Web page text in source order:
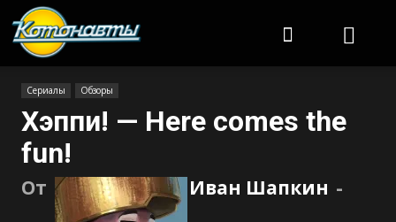
Сериалы Обзоры
Хэппи! — Here comes the
fun!
От Иван Шапкин -